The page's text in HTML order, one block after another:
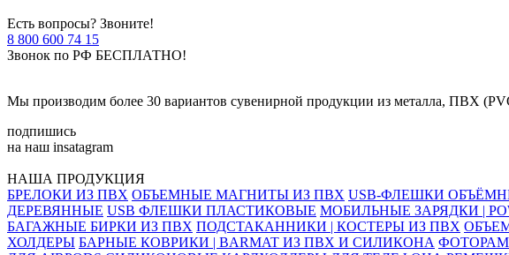
Есть вопросы? Звоните!
8 800 600 74 15
Звонок по РФ БЕСПЛАТНО!
Мы производим более 30 вариантов сувенирной продукции из металла, ПВХ
подпишись
на наш insatagram
НАША ПРОДУКЦИЯ
БРЕЛОКИ ИЗ ПВХ ОБЪЕМНЫЕ МАГНИТЫ ИЗ ПВХ USB-ФЛЕШКИ
ДЕРЕВЯННЫЕ USB ФЛЕШКИ ПЛАСТИКОВЫЕ МОБИЛЬНЫЕ ЗАРЯДКИ |
БАГАЖНЫЕ БИРКИ ИЗ ПВХ ПОДСТАКАННИКИ | КОСТЕРЫ ИЗ ПВХ
ХОЛДЕРЫ БАРНЫЕ КОВРИКИ | BARMAT ИЗ ПВХ И СИЛИКОНА